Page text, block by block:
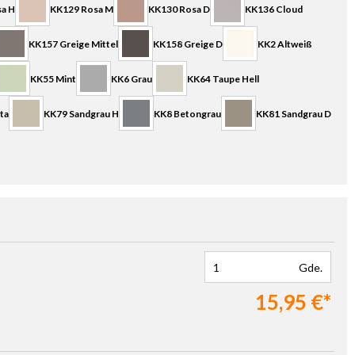
H KK129 Rosa M KK130 Rosa D KK136 Cloud
KK157 Greige Mittel KK158 Greige D KK2 Altweiß
KK55 Mint KK6 Grau KK64 Taupe Hell
KK79 Sandgrau H KK8 Betongrau KK81 Sandgrau D
Gde.
15,95 €*